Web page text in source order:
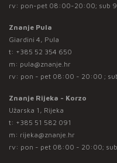
rv: pon-pet 08:00-20:00; sub
Znanje Pula
Giardini 4, Pula
t: +385 52 354 650
m: pula@znanje.hr
rv: pon - pet 08:00 - 20:00 ;
Znanje Rijeka - Korzo
Užarska 1, Rijeka
t: +385 51 582 091
m: rijeka@znanje.hr
rv: pon - pet 08:00 - 20:00;